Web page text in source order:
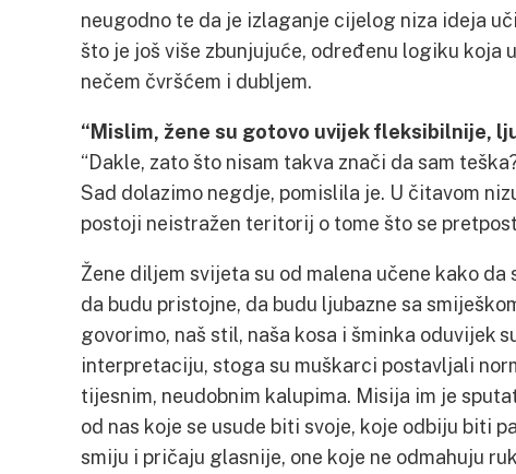
neugodno te da je izlaganje cijelog niza ideja
što je još više zbunjujuće, određenu logiku koja
nečem čvršćem i dubljem.
“Mislim, žene su gotovo uvijek fleksibilnije,
“Dakle, zato što nisam takva znači da sam
Sad dolazimo negdje, pomislila je. U čitavom
postoji neistražen teritorij o tome što se
Žene diljem svijeta su od malena učene kako da
da budu pristojne, da budu ljubazne sa
govorimo, naš stil, naša kosa i šminka oduvijek
interpretaciju, stoga su muškarci postavljali
tijesnim, neudobnim kalupima. Misija im je
od nas koje se usude biti svoje, koje odbiju biti
smiju i pričaju glasnije, one koje ne odmahuju